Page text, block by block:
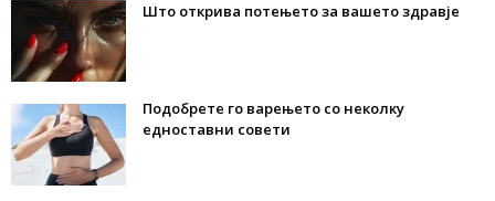
Што открива потењето за вашето здравје
Подобрете го варењето со неколку
едноставни совети